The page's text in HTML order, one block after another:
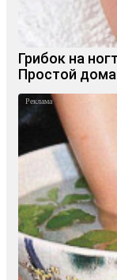
Грибок на
Простой